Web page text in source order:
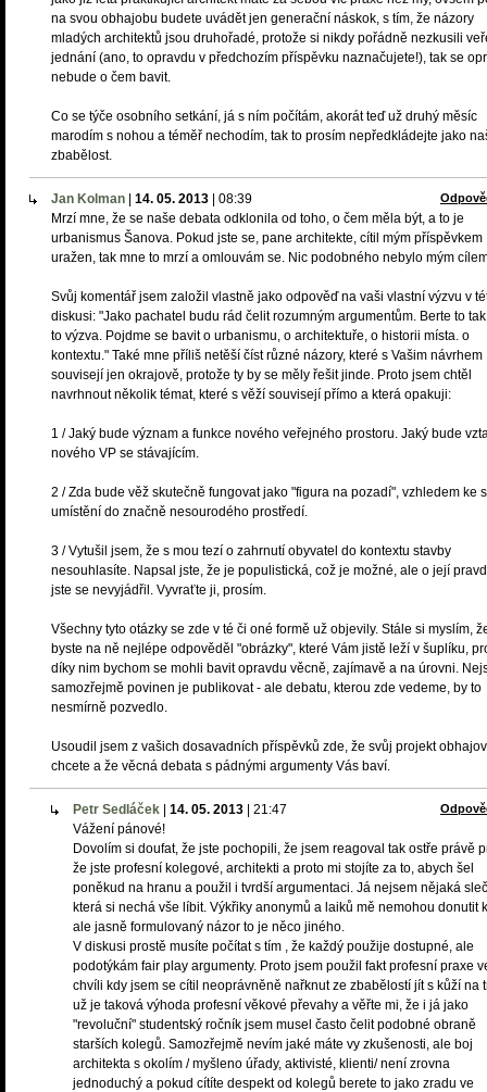
na svou obhajobu budete uvádět jen generační náskok, s tím, že názory
mladých architektů jsou druhořadé, protože si nikdy pořádně nezkusili
jednání (ano, to opravdu v předchozím příspěvku naznačujete!), tak se
nebude o čem bavit.
Co se týče osobního setkání, já s ním počítám, akorát teď už druhý měsíc
marodím s nohou a téměř nechodím, tak to prosím nepředkládejte jako
zbabělost.
Jan Kolman 14. 05. 2013 08:39
Mrzí mne, že se naše debata odklonila od toho, o čem měla být, a to je
urbanismus Šanova. Pokud jste se, pane architekte, cítil mým příspěvkem
uražen, tak mne to mrzí a omlouvám se. Nic podobného nebylo mým
Svůj komentář jsem založil vlastně jako odpověď na vaši vlastní výzvu v
diskusi: "Jako pachatel budu rád čelit rozumným argumentům. Berte to
to výzva. Pojdme se bavit o urbanismu, o architektuře, o historii místa. o
kontextu." Také mne příliš netěší číst různé názory, které s Vašim návrhem
souvisejí jen okrajově, protože ty by se měly řešit jinde. Proto jsem chtěl
navrhnout několik témat, které s věží souvisejí přímo a která opakuji:
1 / Jaký bude význam a funkce nového veřejného prostoru. Jaký bude
nového VP se stávajícím.
2 / Zda bude věž skutečně fungovat jako "figura na pozadí", vzhledem ke
umístění do značně nesourodého prostředí.
3 / Vytušil jsem, že s mou tezí o zahrnutí obyvatel do kontextu stavby
nesouhlasíte. Napsal jste, že je populistická, což je možné, ale o její
jste se nevyjádřil. Vyvraťte ji, prosím.
Všechny tyto otázky se zde v té či oné formě už objevily. Stále si myslím,
byste na ně nejlépe odpověděl "obrázky", které Vám jistě leží v šuplíku,
díky nim bychom se mohli bavit opravdu věcně, zajímavě a na úrovni.
samozřejmě povinen je publikovat - ale debatu, kterou zde vedeme, by to
nesmírně pozvedlo.
Usoudil jsem z vašich dosavadních příspěvků zde, že svůj projekt
chcete a že věcná debata s pádnými argumenty Vás baví.
Petr Sedláček 14. 05. 2013 21:47
Vážení pánové!
Dovolím si doufat, že jste pochopili, že jsem reagoval tak ostře právě
že jste profesní kolegové, architekti a proto mi stojíte za to, abych šel
poněkud na hranu a použil i tvrdší argumentaci. Já nejsem nějaká
která si nechá vše líbit. Výkřiky anonymů a laiků mě nemohou donutit
ale jasně formulovaný názor to je něco jiného.
V diskusi prostě musíte počítat s tím , že každý použije dostupné, ale
podotýkám fair play argumenty. Proto jsem použil fakt profesní praxe
chvíli kdy jsem se cítil neoprávněně nařknut ze zbabělostí jít s kůží na
už je taková výhoda profesní věkové převahy a věřte mi, že i já jako
"revoluční" studentský ročník jsem musel často čelit podobné obraně
starších kolegů. Samozřejmě nevím jaké máte vy zkušenosti, ale boj
architekta s okolím / myšleno úřady, aktivisté, klienti/ není zrovna
jednoduchý a pokud cítíte despekt od kolegů berete to jako zradu ve